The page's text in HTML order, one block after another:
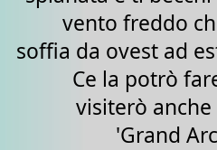
vento freddo
soffia da ovest ad
Ce la potrò
visiterò
'Grand